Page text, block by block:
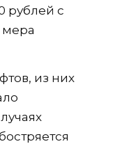
рублей с
мера
из них